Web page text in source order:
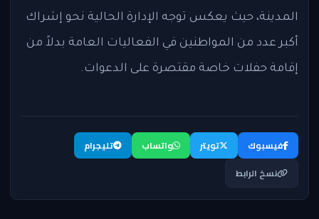
المدينة، حيث يعكس توجه الإدارة الحالية نحو إشراك
أكبر عدد من المواطنين في الفعاليات العامة بدلاً من
إقامة حفلات خاصة مقتصرة على الدعوات.
فيسبوك تويتر واتساب
تليجرام
نسخ الرابط